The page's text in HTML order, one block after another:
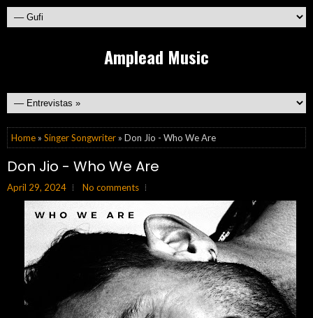
Amplead Music
Home » Singer Songwriter » Don Jio - Who We Are
Don Jio - Who We Are
April 29, 2024 No comments